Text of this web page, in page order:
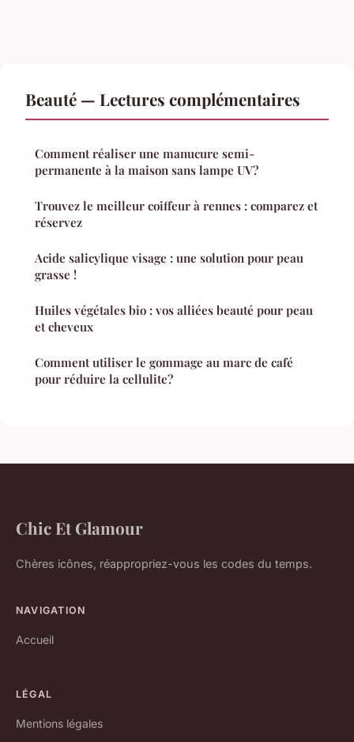
Beauté — Lectures complémentaires
Comment réaliser une manucure semi-
permanente à la maison sans lampe UV?
Trouvez le meilleur coiffeur à rennes : comparez et
réservez
Acide salicylique visage : une solution pour peau
grasse !
Huiles végétales bio : vos alliées beauté pour peau
et cheveux
Comment utiliser le gommage au marc de café
pour réduire la cellulite?
Chic Et Glamour
Chères icônes, réappropriez-vous les codes du temps.
NAVIGATION
Accueil
LÉGAL
Mentions légales